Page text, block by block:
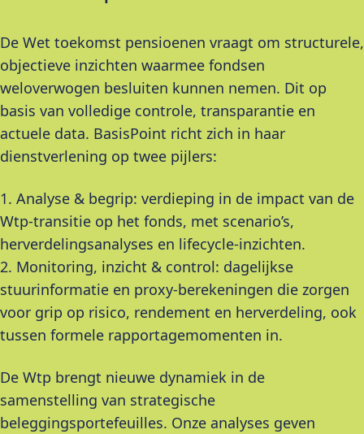
De Wet toekomst pensioenen vraagt om structurele,
objectieve inzichten waarmee fondsen
weloverwogen besluiten kunnen nemen. Dit op
basis van volledige controle, transparantie en
actuele data. BasisPoint richt zich in haar
dienstverlening op twee pijlers:
1. Analyse & begrip: verdieping in de impact van de
Wtp-transitie op het fonds, met scenario’s,
herverdelingsanalyses en lifecycle-inzichten.
2. Monitoring, inzicht & control: dagelijkse
stuurinformatie en proxy-berekeningen die zorgen
voor grip op risico, rendement en herverdeling, ook
tussen formele rapportagemomenten in.
De Wtp brengt nieuwe dynamiek in de
samenstelling van strategische
beleggingsportefeuilles. Onze analyses geven